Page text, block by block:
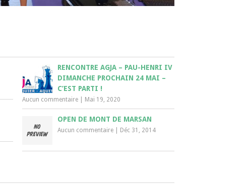
RENCONTRE AGJA – PAU-HENRI IV
DIMANCHE PROCHAIN 24 MAI –
C’EST PARTI !
Aucun commentaire Mai 19, 2020
OPEN DE MONT DE MARSAN
Aucun commentaire Déc 31, 2014